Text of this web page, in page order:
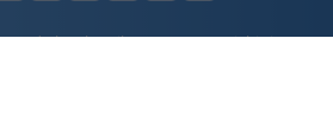
Sede legale Milano, Largo F. Richini, 2/A,